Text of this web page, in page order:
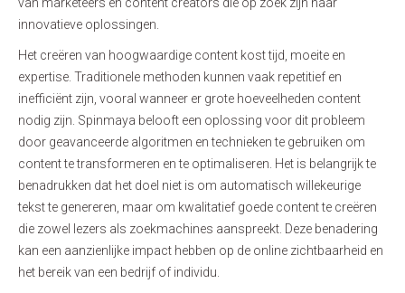
innovatieve oplossingen.
Het creëren van hoogwaardige content kost tijd, moeite en
expertise. Traditionele methoden kunnen vaak repetitief en
inefficiënt zijn, vooral wanneer er grote hoeveelheden content
nodig zijn. Spinmaya belooft een oplossing voor dit probleem
door geavanceerde algoritmen en technieken te gebruiken om
content te transformeren en te optimaliseren. Het is belangrijk te
benadrukken dat het doel niet is om automatisch willekeurige
tekst te genereren, maar om kwalitatief goede content te creëren
die zowel lezers als zoekmachines aanspreekt. Deze benadering
kan een aanzienlijke impact hebben op de online zichtbaarheid en
het bereik van een bedrijf of individu.